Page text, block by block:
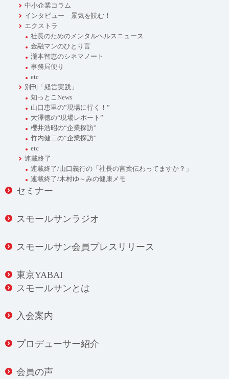
中小企業コラム
インタビュー 景気を読む！
エクストラ
社長のためのメンタルヘルスニュース
金融マンのひとり言
瀧本智恵のシネマノート
事務局便り
etc
別刊「経営実践」
知っとこNews
山口恵里の”現場に行く！”
大澤徳の“現場レポート”
櫻井浩昭の“企業探訪”
竹内健二の“企業探訪”
etc
連載終了
連載終了/山口義行の「社長の言葉伝わってますか？」
連載終了/木村ゆ～みの健康メモ
セミナー
スモールサンラジオ
スモールサン会員プレスリリース
東京YABAI
スモールサンとは
入会案内
プロデューサー紹介
会員の声